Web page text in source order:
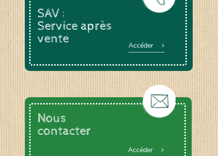
SAV :
Service après
vente
Accéder
Nous
contacter
Accéder